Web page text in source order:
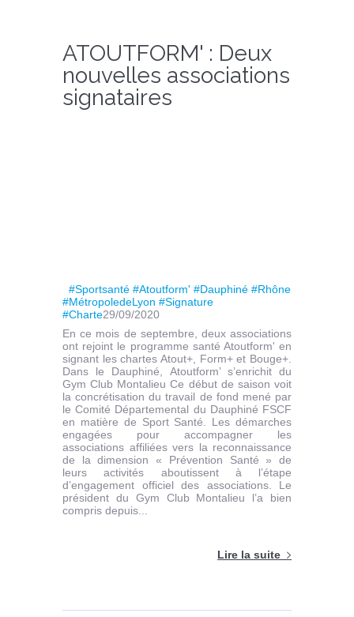
ATOUTFORM' : Deux
nouvelles associations
signataires
#Sportsanté #Atoutform' #Dauphiné #Rhône
#MétropoledeLyon #Signature
#Charte29/09/2020
En ce mois de septembre, deux associations
ont rejoint le programme santé Atoutform' en
signant les chartes Atout+, Form+ et Bouge+.
Dans le Dauphiné, Atoutform’ s’enrichit du
Gym Club Montalieu Ce début de saison voit
la concrétisation du travail de fond mené par
le Comité Départemental du Dauphiné FSCF
en matière de Sport Santé. Les démarches
engagées pour accompagner les
associations affiliées vers la reconnaissance
de la dimension « Prévention Santé » de
leurs activités aboutissent à l’étape
d’engagement officiel des associations. Le
président du Gym Club Montalieu l’a bien
compris depuis...
Lire la suite